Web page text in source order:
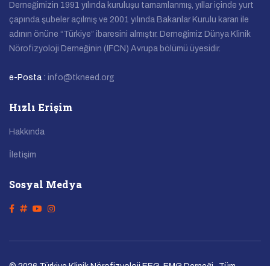
Derneğimizin 1991 yılında kuruluşu tamamlanmış, yıllar içinde yurt
çapında şubeler açılmış ve 2001 yılında Bakanlar Kurulu kararı ile
adının önüne “Türkiye” ibaresini almıştır. Derneğimiz Dünya Klinik
Nörofizyoloji Derneğinin (IFCN) Avrupa bölümü üyesidir.
e-Posta : info@tkneed.org
Hızlı Erişim
Hakkında
İletişim
Sosyal Medya